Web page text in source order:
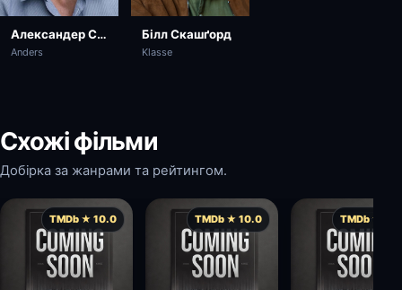
Александер Скашґорд
Anders
Білл Скашґорд
Klasse
Схожі фільми
Добірка за жанрами та рейтингом.
TMDb ★ 10.0 TMDb ★ 10.0 TMDb ★